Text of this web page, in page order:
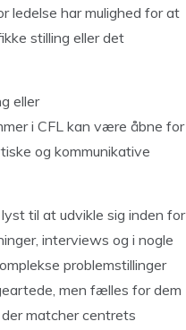
ledelse har mulighed for at
stilling eller det
eller
i CFL kan være åbne for
og kommunikative
til at udvikle sig inden for
interviews og i nogle
problemstillinger
men fælles for dem
matcher centrets